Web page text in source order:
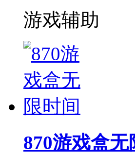
游戏辅助
870游戏盒无